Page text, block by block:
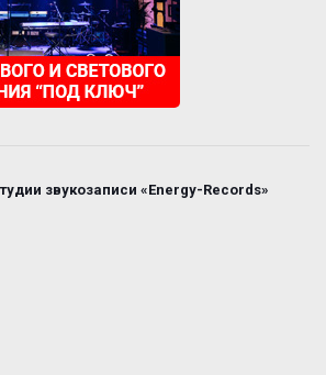
звукозаписи «Energy-Records»